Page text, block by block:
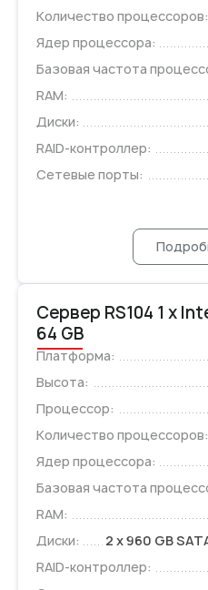
Количество процессоров:
Ядер процессора:
Базовая частота
RAM:
Диски:
RAID-контроллер:
Сетевые порты:
Сервер RS104 1 x
64 GB
Платформа:
Высота:
Процессор:
Количество процессоров:
Ядер процессора:
Базовая частота
RAM:
Диски:
2 x 960 GB
RAID-контроллер: